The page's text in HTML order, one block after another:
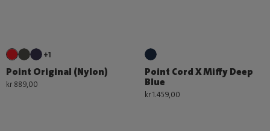
+1
Point Original (Nylon)
kr 889,00
Point Cord X Miffy Deep
Blue
kr 1.459,00